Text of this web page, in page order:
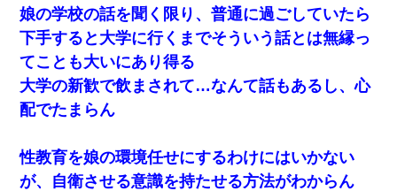
この母親は娘の黒歴史を掘り出さないと死ぬんか？ 死ぬんか？
[緊急]ベロベロの女に声をかけて行為してきた結果
【唖然】帰宅したら旦那のスポーツカーが消えていた。警察『目
立つし、すぐ見つかるかもしれません』→ 数時間後・・警察『××
【衝撃】女友達から行為中に告白されてOKした結果
娘の学校の話を聞く限り、普通に過ごしていたら
下手すると大学に行くまでそういう話とは無縁っ
てことも大いにあり得る
大学の新歓で飲まされて…なんて話もあるし、心
配でたまらん
性教育を娘の環境任せにするわけにはいかない
が、自衛させる意識を持たせる方法がわからん